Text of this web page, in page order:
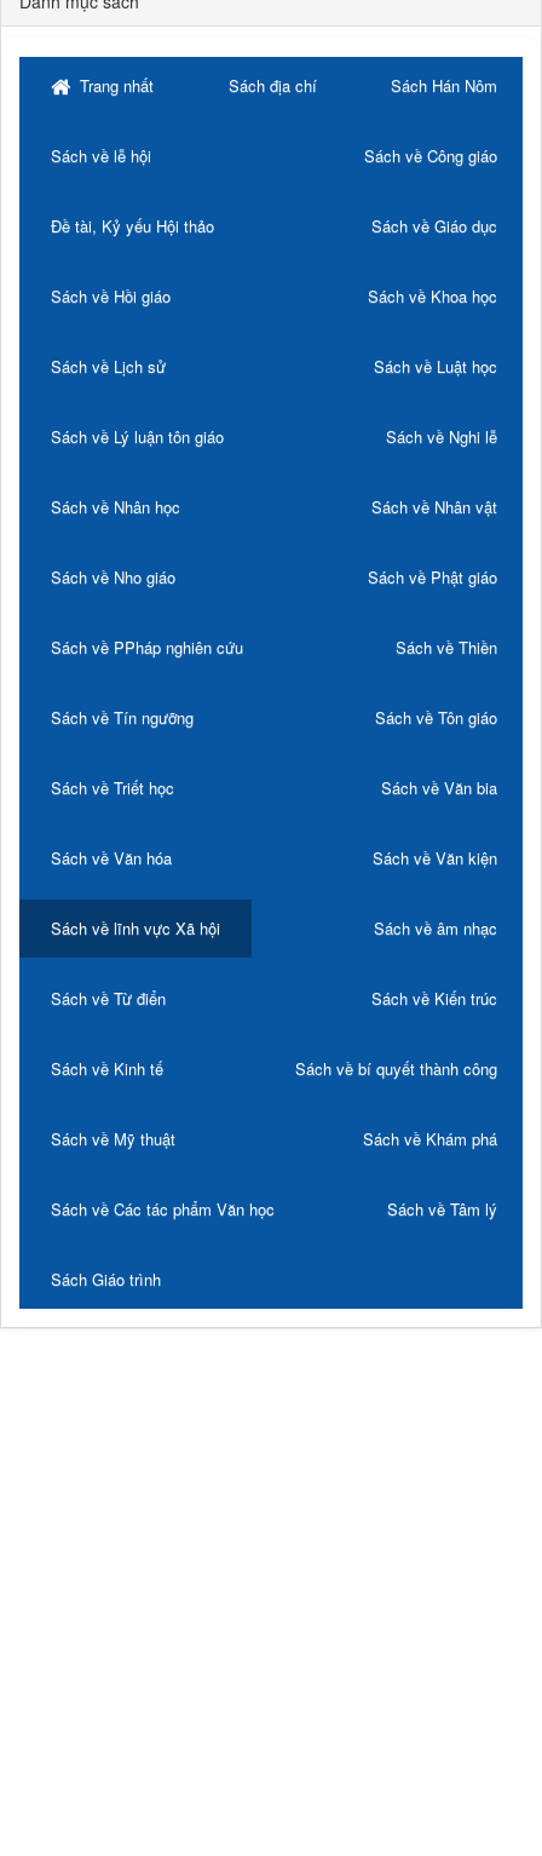
Trang nhất Sách địa chí Sách Hán Nôm
Sách về lễ hội Sách về Công giáo
Đề tài, Kỷ yếu Hội thảo Sách về Giáo dục
Sách về Hồi giáo Sách về Khoa học
Sách về Lịch sử Sách về Luật học
Sách về Lý luận tôn giáo Sách về Nghi lễ
Sách về Nhân học Sách về Nhân vật
Sách về Nho giáo Sách về Phật giáo
Sách về PPháp nghiên cứu Sách về Thiền
Sách về Tín ngưỡng Sách về Tôn giáo
Sách về Triết học Sách về Văn bia
Sách về Văn hóa Sách về Văn kiện
Sách về lĩnh vực Xã hội Sách về âm nhạc
Sách về Từ điển Sách về Kiến trúc
Sách về Kinh tế Sách về bí quyết thành công
Sách về Mỹ thuật Sách về Khám phá
Sách về Các tác phẩm Văn học Sách về Tâm lý
Sách Giáo trình